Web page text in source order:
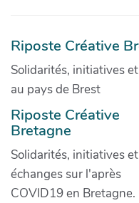
Riposte Créative
Solidarités, initiatives
au pays de Brest
Riposte Créative
Bretagne
Solidarités, initiatives et
échanges sur l'après
COVID19 en Bretagne.